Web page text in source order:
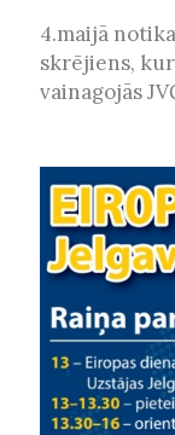
4.maijā
skrējiens,
vainagojās